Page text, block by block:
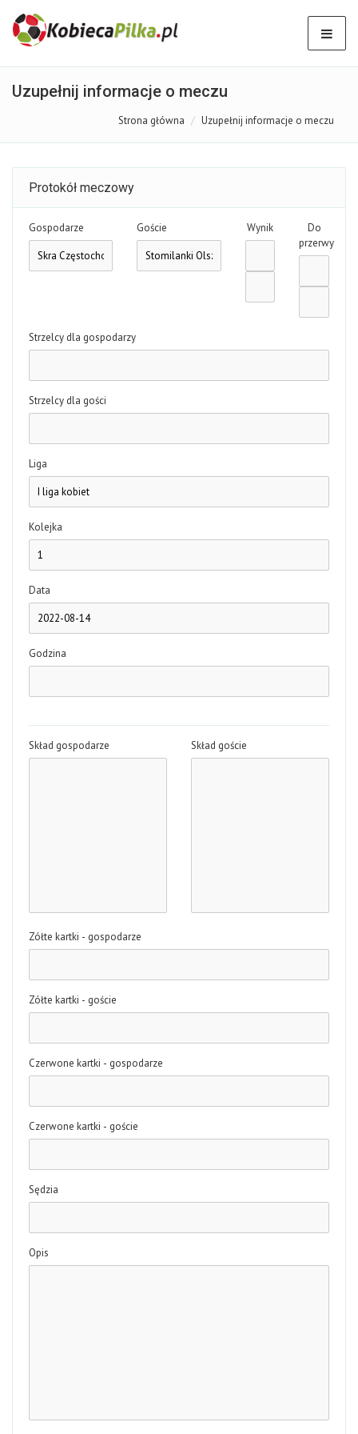
Uzupełnij informacje o meczu
Strona główna Uzupełnij informacje o meczu
Protokół meczowy
Gospodarze Goście Wynik
Do
przerwy
Strzelcy dla gospodarzy
Strzelcy dla gości
Liga
Kolejka
Data
Godzina
Skład gospodarze Skład goście
Zółte kartki - gospodarze
Zółte kartki - goście
Czerwone kartki - gospodarze
Czerwone kartki - goście
Sędzia
Opis